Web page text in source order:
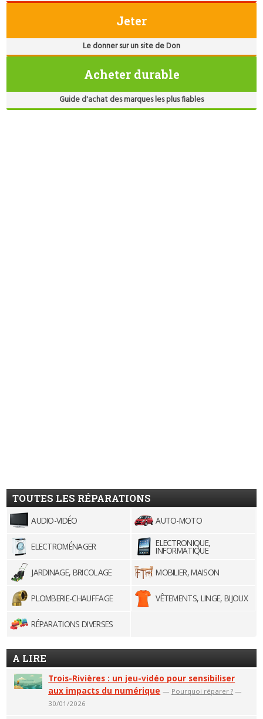
Jeter
Le donner sur un site de Don
Acheter durable
Guide d'achat des marques les plus fiables
TOUTES LES RÉPARATIONS
AUDIO-VIDÉO AUTO-MOTO
ELECTROMÉNAGER ELECTRONIQUE,
INFORMATIQUE
JARDINAGE, BRICOLAGE
MOBILIER, MAISON
PLOMBERIE-CHAUFFAGE VÊTEMENTS, LINGE, BIJOUX
RÉPARATIONS DIVERSES
A LIRE
Trois-Rivières : un jeu-vidéo pour sensibiliser
aux impacts du numérique — Pourquoi réparer ? —
30/01/2026